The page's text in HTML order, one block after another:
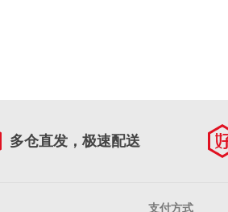
多仓直发，极速配送
支付方式